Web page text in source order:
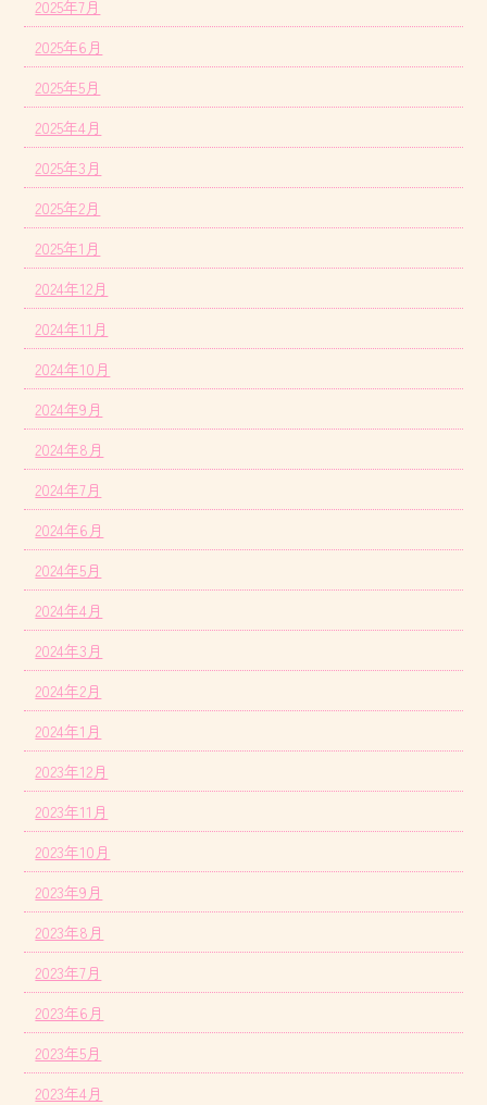
2025年7月
2025年6月
2025年5月
2025年4月
2025年3月
2025年2月
2025年1月
2024年12月
2024年11月
2024年10月
2024年9月
2024年8月
2024年7月
2024年6月
2024年5月
2024年4月
2024年3月
2024年2月
2024年1月
2023年12月
2023年11月
2023年10月
2023年9月
2023年8月
2023年7月
2023年6月
2023年5月
2023年4月